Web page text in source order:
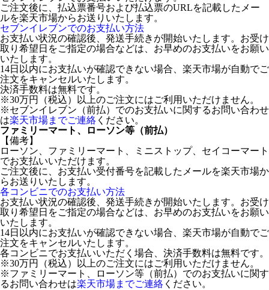
ご注文後に、払込票番号および払込票のURLを記載したメー
ルを楽天市場からお送りいたします。
セブンイレブンでのお支払い方法
お支払い状況の確認後、発送手続きが開始いたします。お受け
取り希望日をご指定の場合などは、お早めのお支払いをお願い
いたします。
14日以内にお支払いが確認できない場合、楽天市場が自動でご
注文をキャンセルいたします。
決済手数料は無料です。
※30万円（税込）以上のご注文にはご利用いただけません。
※セブンイレブン（前払）でのお支払いに関するお問い合わせ
は楽天市場までご連絡 ください。
ファミリーマート、ローソン等（前払）
【備考】
ローソン、ファミリーマート、ミニストップ、セイコーマート
でお支払いいただけます。
ご注文後に、お支払い受付番号を記載したメールを楽天市場か
らお送りいたします。
各コンビニでのお支払い方法
お支払い状況の確認後、発送手続きが開始いたします。お受け
取り希望日をご指定の場合などは、お早めのお支払いをお願い
いたします。
14日以内にお支払いが確認できない場合、楽天市場が自動でご
注文をキャンセルいたします。
各コンビニでお支払いいただく場合、決済手数料は無料です。
※30万円（税込）以上のご注文にはご利用いただけません。
※ファミリーマート、ローソン等（前払）でのお支払いに関す
るお問い合わせは楽天市場までご連絡 ください。